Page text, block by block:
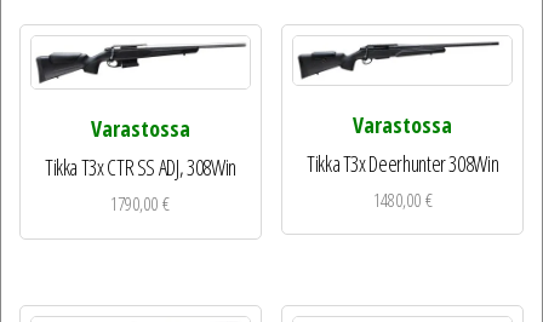
Varastossa
Tikka T3x CTR SS ADJ, 308Win
1790,00€
Varastossa
Tikka T3x Deerhunter 308Win
1480,00€